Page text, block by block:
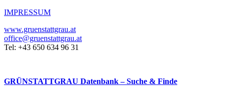
IMPRESSUM
www.gruenstattgrau.at
office@gruenstattgrau.at
Tel: +43 650 634 96 31
GRÜNSTATTGRAU Datenbank – Suche & Finde